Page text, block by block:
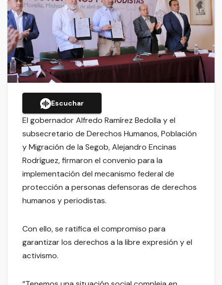
Escuchar
El gobernador Alfredo Ramírez Bedolla y el
subsecretario de Derechos Humanos, Población
y Migración de la Segob, Alejandro Encinas
Rodríguez, firmaron el convenio para la
implementación del mecanismo federal de
protección a personas defensoras de derechos
humanos y periodistas.
Con ello, se ratifica el compromiso para
garantizar los derechos a la libre expresión y el
activismo.